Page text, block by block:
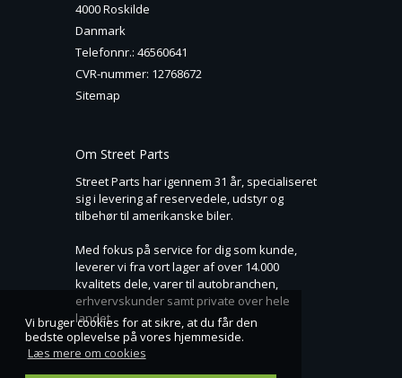
Vi bruger cookies for at sikre, at du får den
bedste oplevelse på vores hjemmeside.
Læs mere om cookies
4000 Roskilde
Danmark
Telefonnr.: 46560641
CVR-nummer: 12768672
Sitemap
Om Street Parts
Street Parts har igennem 31 år, specialiseret
sig i levering af reservedele, udstyr og
tilbehør til amerikanske biler.
Med fokus på service for dig som kunde,
leverer vi fra vort lager af over 14.000
kvalitets dele, varer til autobranchen,
erhvervskunder samt private over hele
landet.